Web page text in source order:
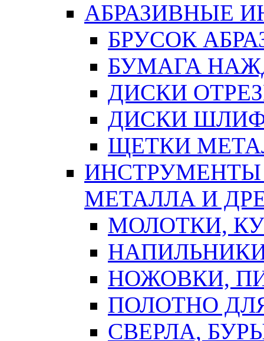
АБРАЗИВНЫЕ
БРУСОК
БУМАГА
ДИСКИ
ДИСКИ
ЩЕТКИ
ИНСТРУМЕНТЫ
МЕТАЛЛА И
МОЛОТКИ,
НОЖОВКИ,
ПОЛОТНО
СВЕРЛА,